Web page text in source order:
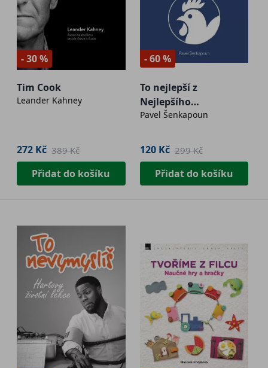
- 30 %
Tim Cook
Leander Kahney
272 Kč 389 Kč
Přidat do košíku
- 60 %
To nejlepší z
Nejlepšího
copywritera
Pavel Šenkapoun
120 Kč 299 Kč
Přidat do košíku